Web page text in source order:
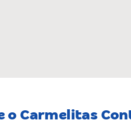
o Carmelitas